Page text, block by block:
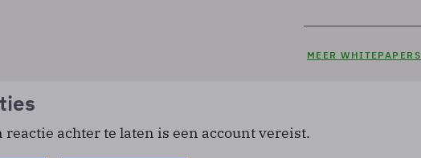
MEER WHITEPAPERS
reactie achter te laten is een account vereist.